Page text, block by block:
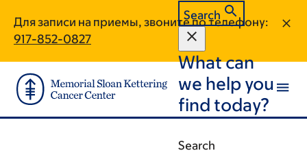
main
content
footer
Для записи на приемы, звоните по телефону:
917-852-0827
Search
What can
we help you
find today?
Search